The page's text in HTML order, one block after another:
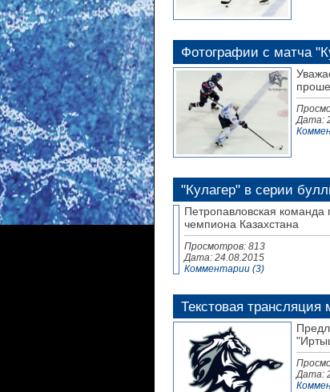
Фотографии с матча
Дата:
"Кулагер" в серии
Петропавловская
чемпиона Казахстана
Просмотров: 813
Дата: 24.08.2015
Комментарии (3)
Текстовая
Дата: